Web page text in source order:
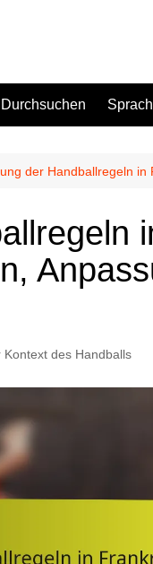
Durchsuchen
Dutch
der Handballregeln
Kontext des Handballs